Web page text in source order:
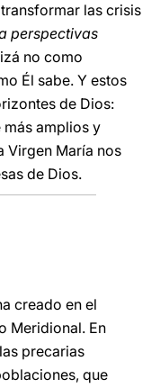
las crisis
perspectivas
no como
Él sabe. Y estos
de Dios:
amplios y
Virgen María nos
de Dios.
creado en el
Meridional. En
precarias
que